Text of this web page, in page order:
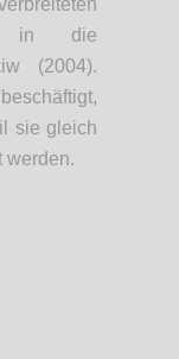
in die
(2004).
sie gleich
werden.